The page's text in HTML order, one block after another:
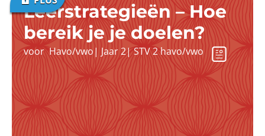
Leerstrategieën – Hoe
bereik je je doelen?
voorHavo/vwo|Jaar 2|STV 2 havo/vwo